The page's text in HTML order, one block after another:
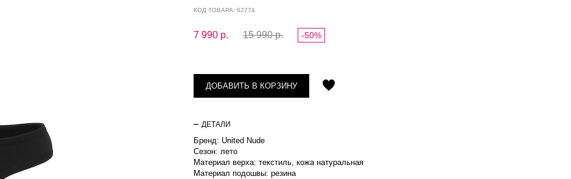
КОД ТОВАРА: 62774
7 990 р. 15 990 р. -50%
ДОБАВИТЬ В КОРЗИНУ
ДЕТАЛИ
Бренд: United Nude
Сезон: лето
Материал верха: текстиль, кожа натуральная
Материал подошвы: резина